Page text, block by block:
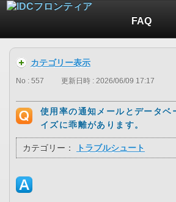
FAQ
カテゴリー表示
No : 557 更新日時 : 2026/06/09 17:17
使用率の通知メールとデータベ
イズに乖離があります。
カテゴリー： トラブルシュート